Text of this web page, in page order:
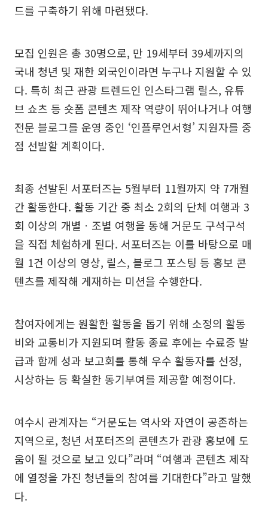
드를 구축하기 위해 마련됐다.
모집 인원은 총 30명으로, 만 19세부터 39세까지의
국내 청년 및 재한 외국인이라면 누구나 지원할 수 있
다. 특히 최근 관광 트렌드인 인스타그램 릴스, 유튜
브 쇼츠 등 숏폼 콘텐츠 제작 역량이 뛰어나거나 여행
전문 블로그를 운영 중인 ‘인플루언서형’ 지원자를 중
점 선발할 계획이다.
최종 선발된 서포터즈는 5월부터 11월까지 약 7개월
간 활동한다. 활동 기간 중 최소 2회의 단체 여행과 3
회 이상의 개별ㆍ조별 여행을 통해 거문도 구석구석
을 직접 체험하게 된다. 서포터즈는 이를 바탕으로 매
월 1건 이상의 영상, 릴스, 블로그 포스팅 등 홍보 콘
텐츠를 제작해 게재하는 미션을 수행한다.
참여자에게는 원활한 활동을 돕기 위해 소정의 활동
비와 교통비가 지원되며 활동 종료 후에는 수료증 발
급과 함께 성과 보고회를 통해 우수 활동자를 선정,
시상하는 등 확실한 동기부여를 제공할 예정이다.
여수시 관계자는 “거문도는 역사와 자연이 공존하는
지역으로, 청년 서포터즈의 콘텐츠가 관광 홍보에 도
움이 될 것으로 보고 있다”라며 “여행과 콘텐츠 제작
에 열정을 가진 청년들의 참여를 기대한다”라고 말했
다.